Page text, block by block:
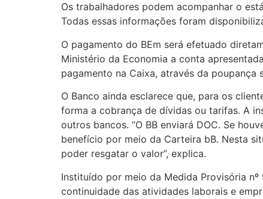
Os trabalhadores podem acompanhar o
Todas essas informações foram
O pagamento do BEm será efetuado
Ministério da Economia a conta
pagamento na Caixa, através da
O Banco ainda esclarece que, para os
forma a cobrança de dívidas ou tarifas. A
outros bancos. “O BB enviará DOC. Se
benefício por meio da Carteira bB. Nesta
poder resgatar o valor”, explica.
Instituído por meio da Medida Provisória
continuidade das atividades laborais e